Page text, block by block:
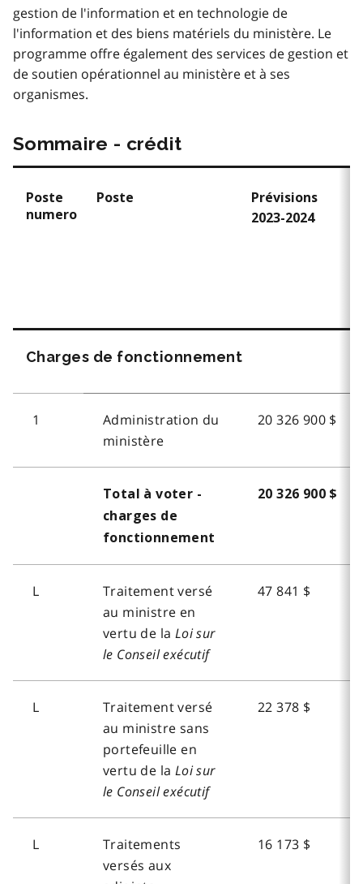
gestion de l'information et en technologie de
l'information et des biens matériels du ministère. Le
programme offre également des services de gestion et
de soutien opérationnel au ministère et à ses
organismes.
Sommaire - crédit
Poste
numero
Poste
Prévisions
2023-2024
Charges de fonctionnement
1
Administration du
ministère
20 326 900 $
Total à voter -
charges de
fonctionnement
20 326 900 $
L
Traitement versé
au ministre en
vertu de la Loi sur
le Conseil exécutif
47 841 $
L
Traitement versé
au ministre sans
portefeuille en
vertu de la Loi sur
le Conseil exécutif
22 378 $
L
Traitements
versés aux
16 173 $